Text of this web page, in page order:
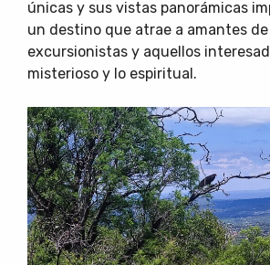
únicas y sus vistas panorámicas
un destino que atrae a amantes
excursionistas y aquellos
misterioso y lo espiritual.